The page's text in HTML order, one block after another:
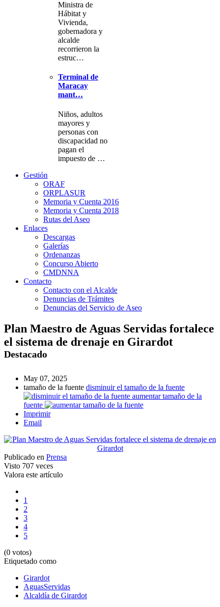
Ministra de
Hábitat y
Vivienda,
gobernadora y
alcalde
recorrieron la
estruc…
Terminal de
Maracay
mant…
Niños, adultos
mayores y
personas con
discapacidad no
pagan el
impuesto de …
Gestión
ORAF
ORPLASUR
Memoria y Cuenta 2016
Memoria y Cuenta 2018
Rutas del Aseo
Enlaces
Descargas
Galerías
Ordenanzas
Concurso Abierto
CMDNNA
Contacto
Contacto con el Alcalde
Denuncias de Trámites
Denuncias del Servicio de Aseo
Plan Maestro de Aguas Servidas fortalece
el sistema de drenaje en Girardot
Destacado
May 07, 2025
tamaño de la fuente disminuir el tamaño de la fuente
aumentar tamaño de la
fuente
Imprimir
Email
Publicado en Prensa
Visto 707 veces
Valora este artículo
1
2
3
4
5
(0 votos)
Etiquetado como
Girardot
AguasServidas
Alcaldía de Girardot